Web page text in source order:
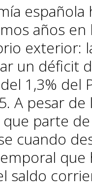
años
exterior:
un déficit
1,3% del
A pesar
parte
cuando
que
saldo